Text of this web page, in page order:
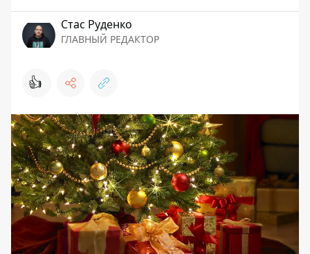
Стаc Руденко
ГЛАВНЫЙ РЕДАКТОР
👍